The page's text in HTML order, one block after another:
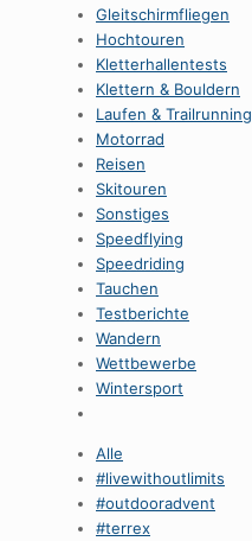
Gleitschirmfliegen
Hochtouren
Kletterhallentests
Klettern & Bouldern
Laufen & Trailrunning
Motorrad
Reisen
Skitouren
Sonstiges
Speedflying
Speedriding
Tauchen
Testberichte
Wandern
Wettbewerbe
Wintersport
Alle
#livewithoutlimits
#outdooradvent
#terrex